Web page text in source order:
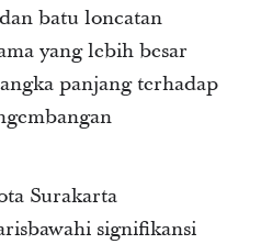
batu loncatan
yang lebih besar
panjang terhadap
Surakarta
signifikansi